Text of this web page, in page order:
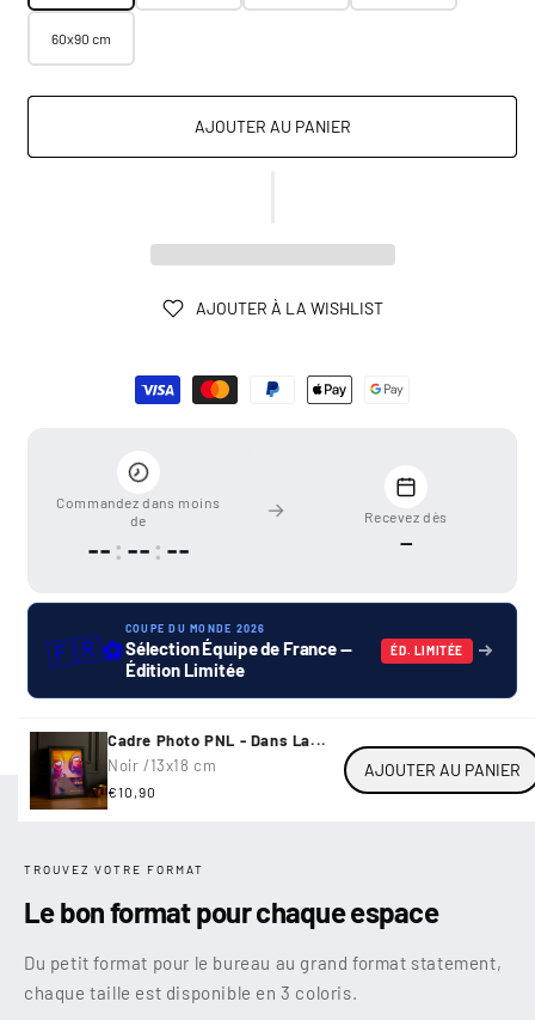
60x90 cm
AJOUTER AU PANIER
AJOUTER À LA WISHLIST
Commandez dans moins
de
-- : -- : --
Recevez dès
—
🇫🇷⚽
COUPE DU MONDE 2026
Sélection Équipe de France —
Édition Limitée
ÉD. LIMITÉE
Cadre Photo PNL - Dans La...
Noir /13x18 cm
Prix
€10,90
AJOUTER AU PANIER
TROUVEZ VOTRE FORMAT
Le bon format pour chaque espace
Du petit format pour le bureau au grand format statement,
chaque taille est disponible en 3 coloris.